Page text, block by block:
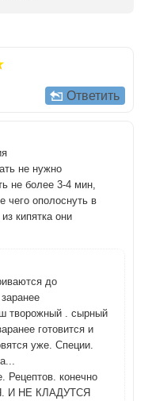
Ответить
не нужно
не более 3-4 мин,
чего ополоснуть в
кипятка они
до
творожный . сырный
готовится и
уже. Специи.
Рецептов. конечно
И НЕ КЛАДУТСЯ